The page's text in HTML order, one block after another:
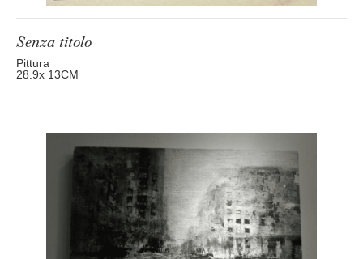
Senza titolo
Pittura
28.9x 13CM